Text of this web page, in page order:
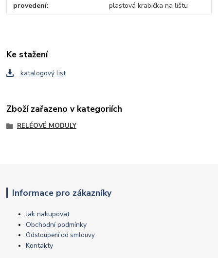
provedení plastová krabička na lištu
Ke stažení
katalogový list
Zboží zařazeno v kategoriích
RELÉOVÉ MODULY
Informace pro zákazníky
Jak nakupovat
Obchodní podmínky
Odstoupení od smlouvy
Kontakty